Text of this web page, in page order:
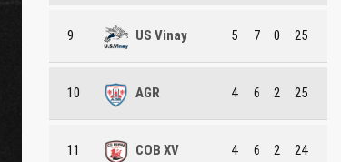
9 US Vinay 5 7 0 25
10 AGR 4 6 2 25
11 COB XV 4 6 2 24